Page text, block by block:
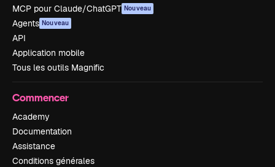
MCP pour Claude/ChatGPT Nouveau
Agents Nouveau
API
Application mobile
Tous les outils Magnific
Commencer
Academy
Documentation
Assistance
Conditions générales